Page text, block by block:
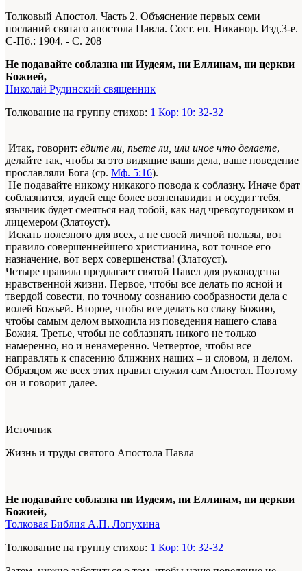
Толковый Апостол. Часть 2. Объяснение первых семи
посланий святаго апостола Павла. Сост. еп. Никанор. Изд.3-е.
С-Пб.: 1904. - С. 208
Не подавайте соблазна ни Иудеям, ни Еллинам, ни церкви
Божией,
Николай Рудинский священник
Толкование на группу стихов: 1 Кор: 10: 32-32
Итак, говорит: едите ли, пьете ли, или иное что делаете,
делайте так, чтобы за это видящие ваши дела, ваше поведение
прославляли Бога (ср. Мф. 5:16).
Не подавайте никому никакого повода к соблазну. Иначе брат
соблазнится, иудей еще более возненавидит и осудит тебя,
язычник будет смеяться над тобой, как над чревоугодником и
лицемером (Златоуст).
Искать полезного для всех, а не своей личной пользы, вот
правило совершеннейшего христианина, вот точное его
назначение, вот верх совершенства! (Златоуст).
Четыре правила предлагает святой Павел для руководства
нравственной жизни. Первое, чтобы все делать по ясной и
твердой совести, по точному сознанию сообразности дела с
волей Божьей. Второе, чтобы все делать во славу Божию,
чтобы самым делом выходила из поведения нашего слава
Божия. Третье, чтобы не соблазнять никого не только
намеренно, но и ненамеренно. Четвертое, чтобы все
направлять к спасению ближних наших – и словом, и делом.
Образцом же всех этих правил служил сам Апостол. Поэтому
он и говорит далее.
Источник
Жизнь и труды святого Апостола Павла
Не подавайте соблазна ни Иудеям, ни Еллинам, ни церкви
Божией,
Толковая Библия А.П. Лопухина
Толкование на группу стихов: 1 Кор: 10: 32-32